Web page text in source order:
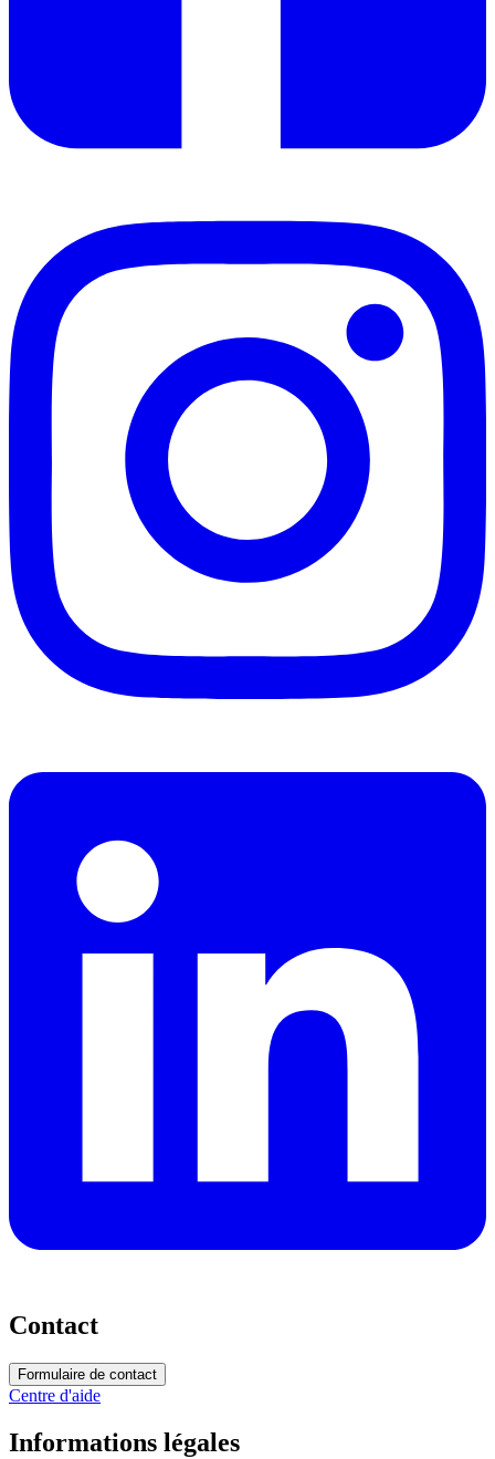
Contact
Formulaire de contact
Centre d'aide
Informations légales